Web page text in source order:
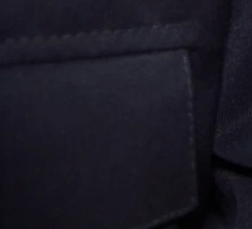
Злоумышленница поменяла новые
В полицию обратился представитель